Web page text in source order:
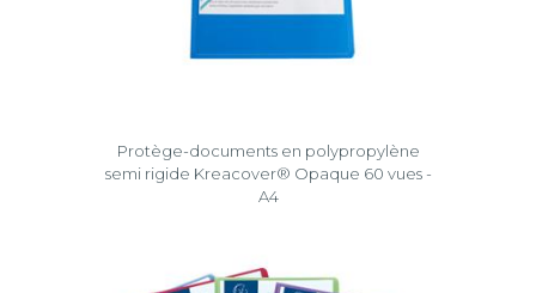
Protège-documents en polypropylène
semi rigide Kreacover® Opaque 60 vues -
A4